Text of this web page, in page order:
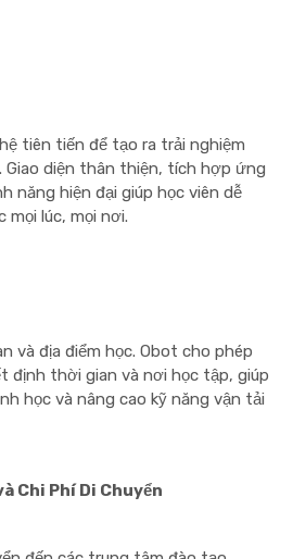
tiên tiến để tạo ra trải nghiệm
diện thân thiện, tích hợp ứng
năng hiện đại giúp học viên dễ
lúc, mọi nơi.
và địa điểm học. Obot cho phép
định thời gian và nơi học tập, giúp
học và nâng cao kỹ năng vận tải
Chi Phí Di Chuyển